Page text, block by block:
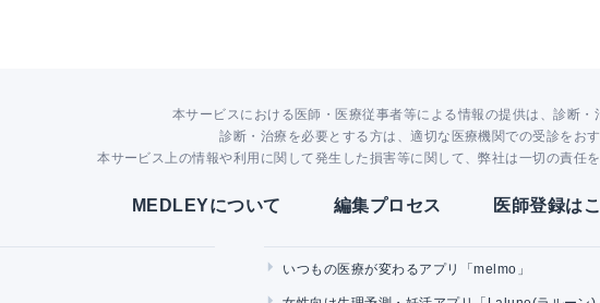
本サービスにおける医師・医療従事者等による情報の提供は、診断・
診断・治療を必要とする方は、適切な医療機関での受診をおす
本サービス上の情報や利用に関して発生した損害等に関して、弊社は一切の責任
MEDLEYについて 編集プロセス 医師登録は
いつもの医療が変わるアプリ「melmo」